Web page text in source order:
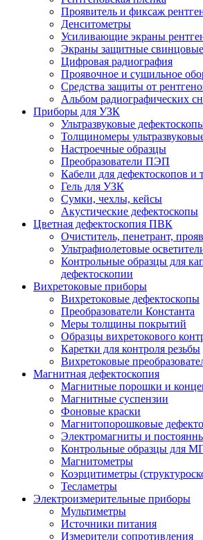
Проявитель и фиксаж
Денситометры
Усиливающие экраны
Экраны защитные свинцовые
Цифровая радиография
Проявочное и сушильное
Средства защиты от
Альбом радиографических
Приборы для УЗК
Ультразвуковые
Толщиномеры
Настроечные образцы
Преобразователи ПЭП
Кабели для дефектоскопов и
Гель для УЗК
Сумки, чехлы, кейсы
Акустические дефектоскопы
Цветная дефектоскопия ПВК
Очиститель, пенетрант,
Ультрафиолетовые
Контрольные образцы для
дефектоскопии
Вихретоковые приборы
Вихретоковые дефектоскопы
Преобразователи Константа
Меры толщины покрытий
Образцы вихретокового
Каретки для контроля резьбы
Вихретоковые
Магнитная дефектоскопия
Магнитные порошки и
Магнитные суспензии
Фоновые краски
Магнитопорошковые
Электромагниты и
Контрольные образцы для
Магнитометры
Коэрцитиметры
Тесламетры
Электроизмерительные приборы
Мультиметры
Источники питания
Измерители сопротивления